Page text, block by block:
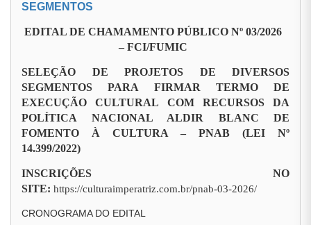
SEGMENTOS
EDITAL DE CHAMAMENTO PÚBLICO Nº 03/2026
– FCI/FUMIC
SELEÇÃO DE PROJETOS DE DIVERSOS
SEGMENTOS PARA FIRMAR TERMO DE
EXECUÇÃO CULTURAL COM RECURSOS DA
POLÍTICA NACIONAL ALDIR BLANC DE
FOMENTO À CULTURA – PNAB (LEI Nº
14.399/2022)
INSCRIÇÕES NO
SITE: https://culturaimperatriz.com.br/pnab-03-2026/
CRONOGRAMA DO EDITAL